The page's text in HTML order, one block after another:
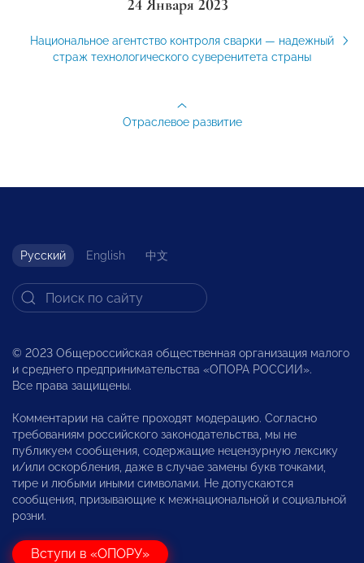
24 Января 2023
Национальное агентство контроля сварки — надежный
страж технологического суверенитета страны
Отраслевое развитие
Русский English 中文
© 2023 Общероссийская общественная организация малого
и среднего предпринимательства «ОПОРА РОССИИ».
Все права защищены.
Комментарии на сайте проходят модерацию. Согласно
требованиям российского законодательства, мы не
публикуем сообщения, содержащие нецензурную лексику
и/или оскорбления, даже в случае замены букв точками,
тире и любыми иными символами. Не допускаются
сообщения, призывающие к межнациональной и социальной
розни.
Вступи в «ОПОРУ»